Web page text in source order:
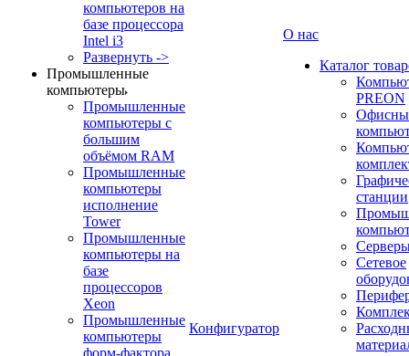
компьютеров на
базе процессора
Intel i3
Развернуть ->
Промышленные
компьютеры
Промышленные
компьютеры с
большим
объёмом RAM
Промышленные
компьютеры
исполнение
Tower
Промышленные
компьютеры на
базе
процессоров
Xeon
Промышленные
компьютеры
форм-фактора
Конфигуратор
О нас
Каталог
PREON
станции
Сетевое